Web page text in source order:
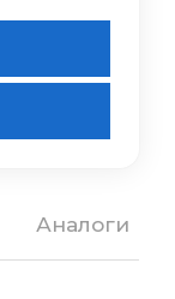
Аналоги